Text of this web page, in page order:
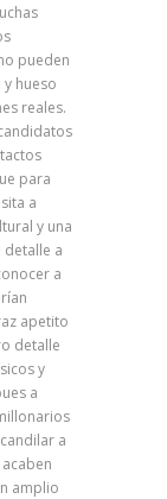
pueden
hueso
reales.
para
a
y una
a
a
apetito
detalle
y
a
a
amplio